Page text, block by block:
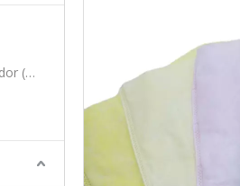
Unidade de filtro de ventilador (FFU)